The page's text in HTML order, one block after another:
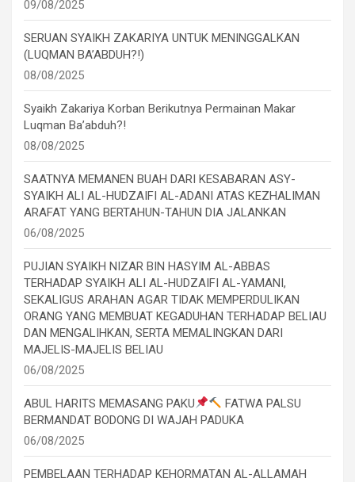
09/08/2025
SERUAN SYAIKH ZAKARIYA UNTUK MENINGGALKAN
(LUQMAN BA’ABDUH?!)
08/08/2025
Syaikh Zakariya Korban Berikutnya Permainan Makar
Luqman Ba’abduh?!
08/08/2025
SAATNYA MEMANEN BUAH DARI KESABARAN ASY-
SYAIKH ALI AL-HUDZAIFI AL-ADANI ATAS KEZHALIMAN
ARAFAT YANG BERTAHUN-TAHUN DIA JALANKAN
06/08/2025
PUJIAN SYAIKH NIZAR BIN HASYIM AL-ABBAS
TERHADAP SYAIKH ALI AL-HUDZAIFI AL-YAMANI,
SEKALIGUS ARAHAN AGAR TIDAK MEMPERDULIKAN
ORANG YANG MEMBUAT KEGADUHAN TERHADAP BELIAU
DAN MENGALIHKAN, SERTA MEMALINGKAN DARI
MAJELIS-MAJELIS BELIAU
06/08/2025
ABUL HARITS MEMASANG PAKU
FATWA PALSU
BERMANDAT BODONG DI WAJAH PADUKA
06/08/2025
PEMBELAAN TERHADAP KEHORMATAN AL-ALLAMAH